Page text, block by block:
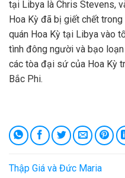
tại Libya là Chris Stevens,
Hoa Kỳ đã bị giết chết
quán Hoa Kỳ tại Libya vào
tình đông người và bạo
các tòa đại sứ của Hoa Kỳ
Bắc Phi.
Thập Giá và Đức Maria